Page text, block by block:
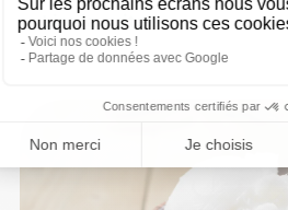
et désagréables.
plusieurs mesures
adaptés permettent de la
elle parfois très sèche ?
pour hydrater une peau
sèche en profondeur ? Et
Lire la suite